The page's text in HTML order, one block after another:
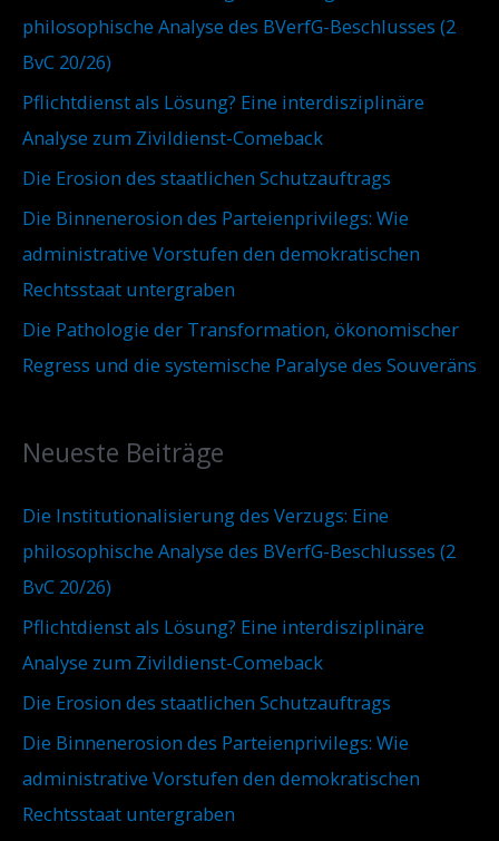
c
h
:
philosophische Analyse des BVerfG-Beschlusses (2
BvC 20/26)
Pflichtdienst als Lösung? Eine interdisziplinäre
Analyse zum Zivildienst-Comeback
Die Erosion des staatlichen Schutzauftrags
Die Binnenerosion des Parteienprivilegs: Wie
administrative Vorstufen den demokratischen
Rechtsstaat untergraben
Die Pathologie der Transformation, ökonomischer
Regress und die systemische Paralyse des Souveräns
Neueste Beiträge
Die Institutionalisierung des Verzugs: Eine
philosophische Analyse des BVerfG-Beschlusses (2
BvC 20/26)
Pflichtdienst als Lösung? Eine interdisziplinäre
Analyse zum Zivildienst-Comeback
Die Erosion des staatlichen Schutzauftrags
Die Binnenerosion des Parteienprivilegs: Wie
administrative Vorstufen den demokratischen
Rechtsstaat untergraben
n